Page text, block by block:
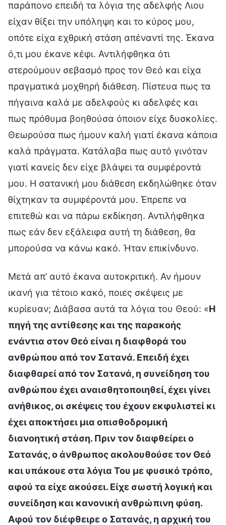
παράπονο επειδή τα λόγια της αδελφής Λιου
είχαν θίξει την υπόληψη και το κύρος μου,
οπότε είχα εχθρική στάση απέναντί της. Έκανα
ό,τι μου έκανε κέφι. Αντιλήφθηκα ότι
στερούμουν σεβασμό προς τον Θεό και είχα
πραγματικά μοχθηρή διάθεση. Πίστευα πως τα
πήγαινα καλά με αδελφούς κι αδελφές και
πως πρόθυμα βοηθούσα όποιον είχε δυσκολίες.
Θεωρούσα πως ήμουν καλή γιατί έκανα κάποια
καλά πράγματα. Κατάλαβα πως αυτό γινόταν
γιατί κανείς δεν είχε βλάψει τα συμφέροντά
μου. Η σατανική μου διάθεση εκδηλώθηκε όταν
θίχτηκαν τα συμφέροντά μου. Έπρεπε να
επιτεθώ και να πάρω εκδίκηση. Αντιλήφθηκα
πως εάν δεν εξάλειφα αυτή τη διάθεση, θα
μπορούσα να κάνω κακό. Ήταν επικίνδυνο.
Μετά απ’ αυτό έκανα αυτοκριτική. Αν ήμουν
ικανή για τέτοιο κακό, ποιες σκέψεις με
κυρίευαν; Διάβασα αυτά τα λόγια του Θεού: «Η
πηγή της αντίθεσης και της παρακοής
ενάντια στον Θεό είναι η διαφθορά του
ανθρώπου από τον Σατανά. Επειδή έχει
διαφθαρεί από τον Σατανά, η συνείδηση του
ανθρώπου έχει αναισθητοποιηθεί, έχει γίνει
ανήθικος, οι σκέψεις του έχουν εκφυλιστεί κι
έχει αποκτήσει μια οπισθοδρομική
διανοητική στάση. Πριν τον διαφθείρει ο
Σατανάς, ο άνθρωπος ακολουθούσε τον Θεό
και υπάκουε στα λόγια Του με φυσικό τρόπο,
αφού τα είχε ακούσει. Είχε σωστή λογική και
συνείδηση και κανονική ανθρώπινη φύση.
Αφού τον διέφθειρε ο Σατανάς, η αρχική του